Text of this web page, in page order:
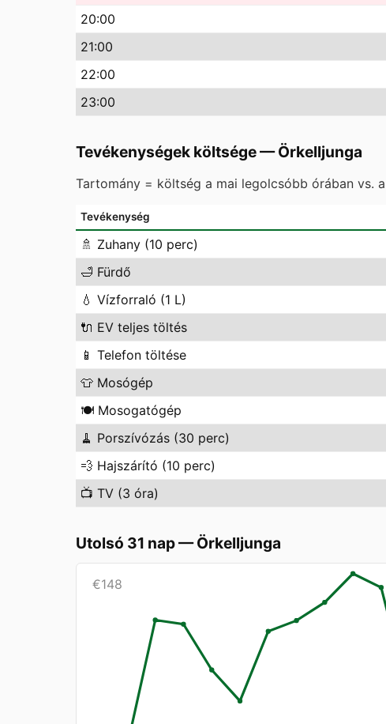
20:00
21:00
22:00
23:00
Tevékenységek költsége—Örkelljunga
Tartomány = költség a mai legolcsóbb órában vs.
Tevékenység
🚿 Zuhany (10 perc)
🛁 Fürdő
💧 Vízforraló (1 L)
🔌 EV teljes töltés
📱 Telefon töltése
👕 Mosógép
🍽️ Mosogatógép
🧹 Porszívózás (30 perc)
💨 Hajszárító (10 perc)
📺 TV (3 óra)
Utolsó 31 nap—Örkelljunga
€148